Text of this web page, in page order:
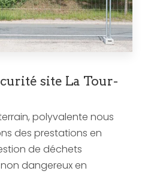
site La Tour-
polyvalente nous
des prestations en
de déchets
dangereux en